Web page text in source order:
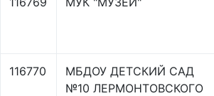
116770
МБДОУ ДЕТСКИЙ САД
№10 ЛЕРМОНТОВСКОГО